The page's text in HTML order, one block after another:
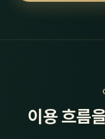
이용 흐름